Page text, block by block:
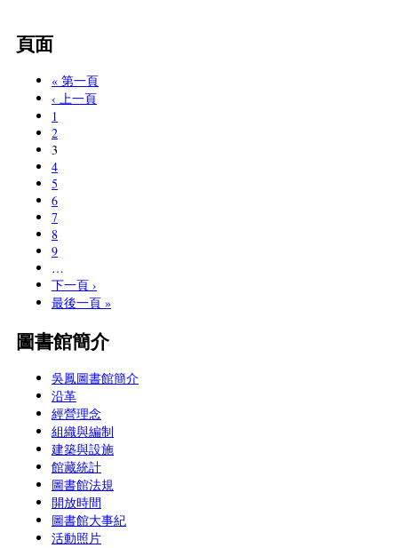
頁面
« 第一頁
‹ 上一頁
1
2
3
4
5
6
7
8
9
…
下一頁 ›
最後一頁 »
圖書館簡介
吳鳳圖書館簡介
沿革
經營理念
組織與編制
建築與設施
館藏統計
圖書館法規
開放時間
圖書館大事紀
活動照片